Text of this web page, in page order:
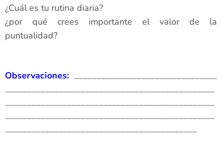
¿Cuál es tu rutina diaria?
¿por qué crees importante el valor de la
puntualidad?
Observaciones: ________________________________
_______________________________________________
_______________________________________________
_______________________________________________
___________________________________________